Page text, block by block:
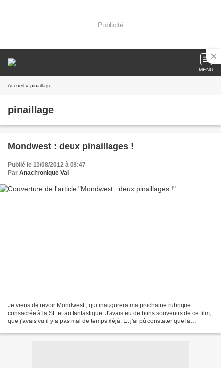
Publicité
MENU
Accueil » pinaillage
pinaillage
Mondwest : deux pinaillages !
Publié le 10/08/2012 à 08:47
Par Anachronique Val
Je viens de revoir Mondwest , qui inaugurera ma prochaine rubrique
consacrée à la SF et au fantastique. J'avais eu de bons souvenirs de ce film,
que j'avais vu il y a pas mal de temps déjà. Et j'ai pû constater que la